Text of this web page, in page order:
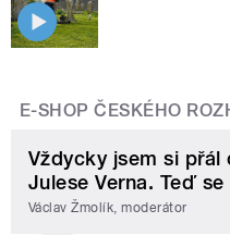
E-SHOP ČESKÉHO
Vždycky jsem si
Julese Verna. Teď
Václav Žmolík, moderátor